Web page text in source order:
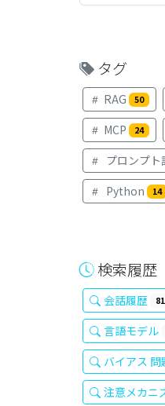
タグ
RAG 50
MCP 24
プロンプト
Python 14
検索履歴
会話履歴
言語モデル
バイアス 問
注意メカニ